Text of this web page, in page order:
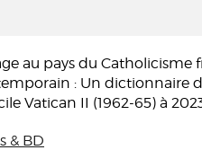
au pays du Catholicisme
: Un dictionnaire
Vatican II (1962-65) à
& BD